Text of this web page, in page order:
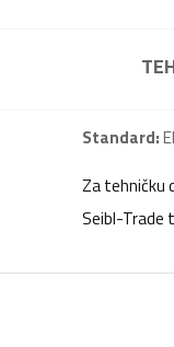
Standard:
Za tehničku
Seibl-Trade